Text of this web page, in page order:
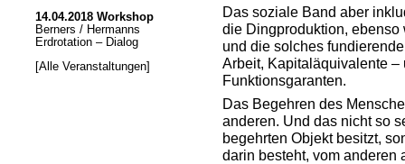
14.04.2018 Workshop
Berners / Hermanns
Erdrotation – Dialog
[Alle Veranstaltungen]
Das soziale Band aber
die Dingproduktion,
und die solches
Arbeit, Kapitaläquivalente
Funktionsgaranten.
Das Begehren des
anderen. Und das nicht so
begehrten Objekt besitzt,
darin besteht, vom anderen